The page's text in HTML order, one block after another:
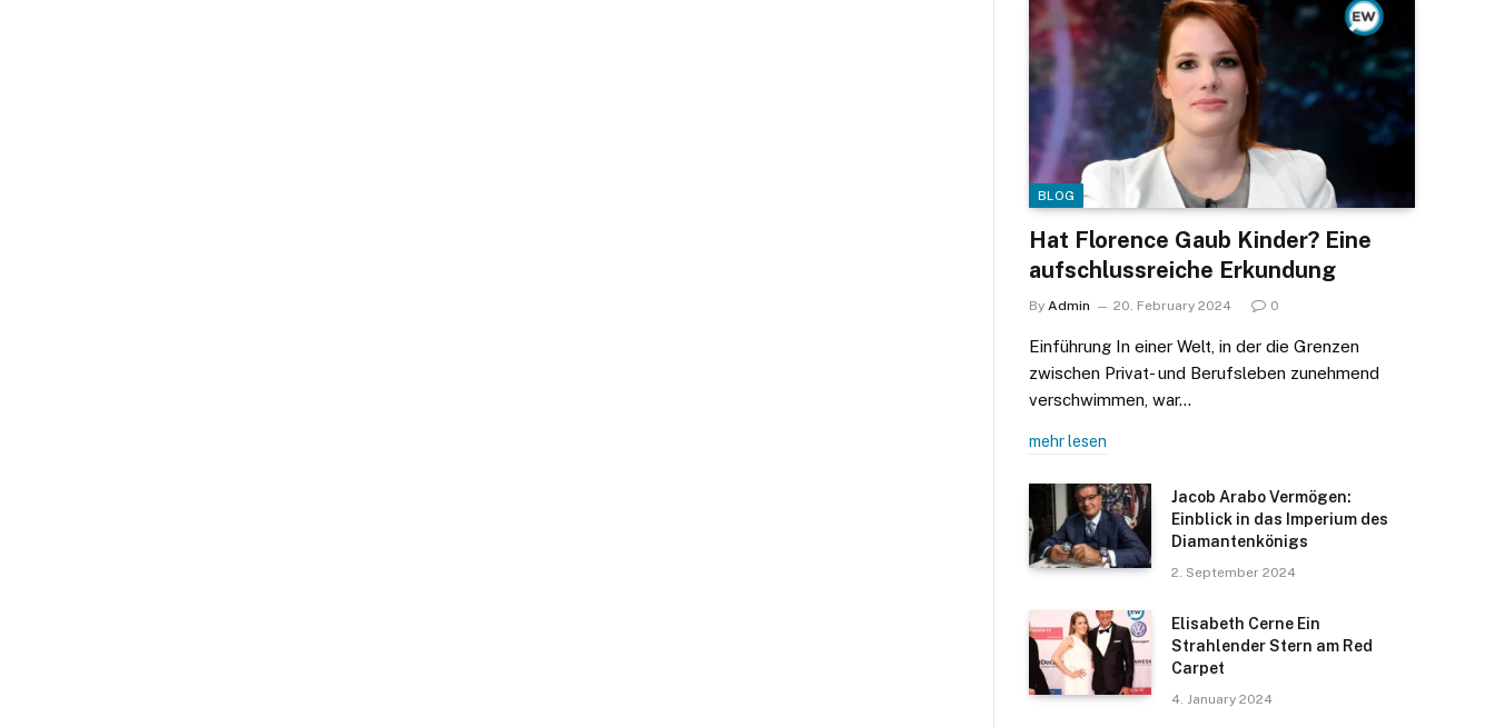
BLOG
Hat Florence Gaub Kinder? Eine
aufschlussreiche Erkundung
By Admin 20. February 2024 0
Einführung In einer Welt, in der die Grenzen
zwischen Privat- und Berufsleben zunehmend
verschwimmen, war…
mehr lesen
Jacob Arabo Vermögen:
Einblick in das Imperium des
Diamantenkönigs
2. September 2024
Elisabeth Cerne Ein
Strahlender Stern am Red
Carpet
4. January 2024